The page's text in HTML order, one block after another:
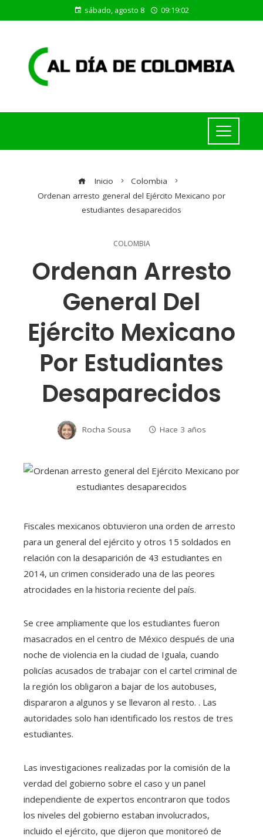
sábado, agosto 8 09:19:02
Inicio
Colombia
Ordenan arresto general del Ejército Mexicano por
estudiantes desaparecidos
COLOMBIA
Ordenan Arresto
General Del
Ejército Mexicano
Por Estudiantes
Desaparecidos
Rocha Sousa Hace 3 años
Fiscales mexicanos obtuvieron una orden de arresto
para un general del ejército y otros 15 soldados en
relación con la desaparición de 43 estudiantes en
2014, un crimen considerado una de las peores
atrocidades en la historia reciente del país.
Se cree ampliamente que los estudiantes fueron
masacrados en el centro de México después de una
noche de violencia en la ciudad de Iguala, cuando
policías acusados ​​de trabajar con el cartel criminal de
la región los obligaron a bajar de los autobuses,
dispararon a algunos y se llevaron al resto. . Las
autoridades solo han identificado los restos de tres
estudiantes.
Las investigaciones realizadas por la comisión de la
verdad del gobierno sobre el caso y un panel
independiente de expertos encontraron que todos
los niveles del gobierno estaban involucrados,
incluido el ejército, que dijeron que monitoreó de